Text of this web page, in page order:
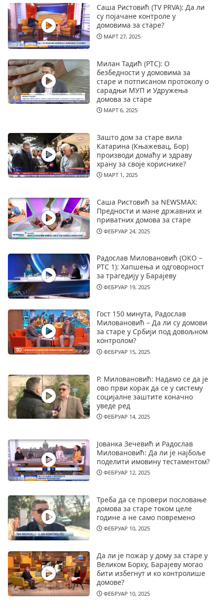
Саша Ристовић (TV PRVA): Да ли
су појачане контроле у
домовима за старе?
МАРТ 27, 2025
Милан Тадић (РТС): О
безбедности у домовима за
старе и потписаном протоколу о
сарадњи МУП и Удружења
домова за старе
МАРТ 6, 2025
Зашто дом за старе вила
Катарина (Књажевац, Бор)
производи домаћу и здраву
храну за своје кориснике?
МАРТ 1, 2025
Саша Ристовић за NEWSMAX:
Предности и мане државних и
приватних домова за старе
ФЕБРУАР 24, 2025
Радослав Миловановић (ОКО –
РТС 1): Хапшења и одговорност
за трагедију у Барајеву
ФЕБРУАР 19, 2025
Гост 150 минута, Радослав
Миловановић – Да ли су домови
за старе у Србији под довољном
контролом?
ФЕБРУАР 15, 2025
Р. Миловановић: Надамо се да је
ово први корак да се у систему
социјалне заштите коначно
уведе ред
ФЕБРУАР 14, 2025
Јованка Зечевић и Радослав
Миловановић: Да ли је најбоље
поделити имовину тестаментом?
ФЕБРУАР 12, 2025
Треба да се провери пословање
домова за старе током целе
године а не само повремено
ФЕБРУАР 10, 2025
Да ли је пожар у дому за старе у
Великом Борку, Барајеву могао
бити избегнут и ко контролише
домове?
ФЕБРУАР 10, 2025